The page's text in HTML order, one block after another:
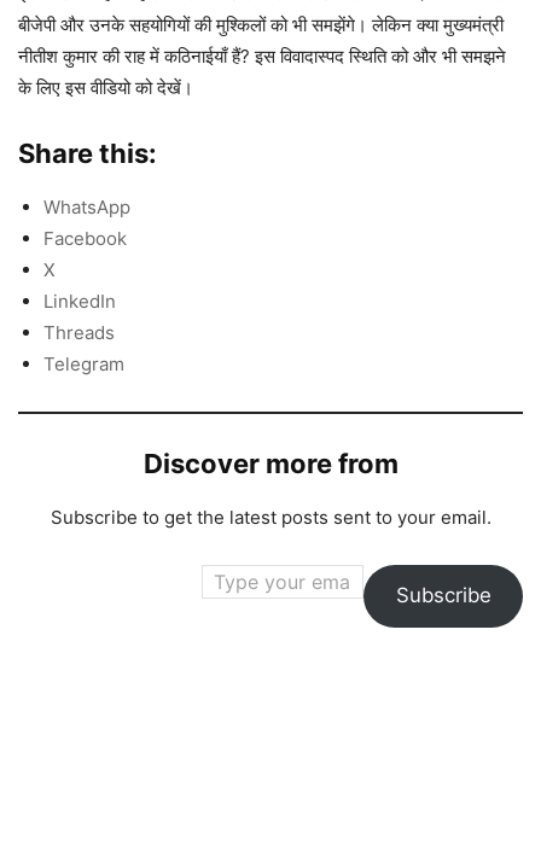
बीजेपी और उनके सहयोगियों की मुश्किलों को भी समझेंगे। लेकिन क्या मुख्यमंत्री
नीतीश कुमार की राह में कठिनाईयाँ हैं? इस विवादास्पद स्थिति को और भी समझने
के लिए इस वीडियो को देखें।
Share this:
WhatsApp
Facebook
X
LinkedIn
Threads
Telegram
Discover more from
Subscribe to get the latest posts sent to your email.
Type your email…
Subscribe